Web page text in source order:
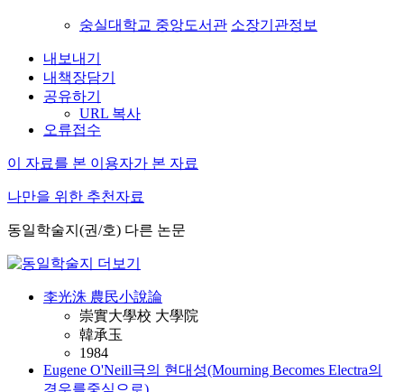
숭실대학교 중앙도서관 소장기관정보
내보내기
내책장담기
공유하기
URL 복사
오류접수
이 자료를 본 이용자가 본 자료
나만을 위한 추천자료
동일학술지(권/호) 다른 논문
李光洙 農民小說論
崇實大學校 大學院
韓承玉
1984
Eugene O'Neill극의 현대성(Mourning Becomes Electra의
경우를중심으로)